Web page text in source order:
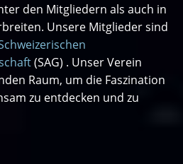
den Mitgliedern als auch in
Unsere Mitglieder sind
(SAG) . Unser Verein
Raum, um die Faszination
zu entdecken und zu